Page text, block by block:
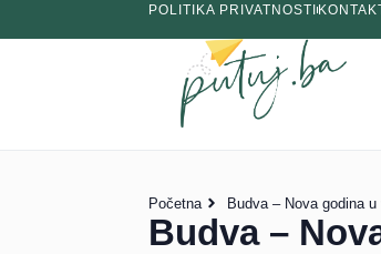
POLITIKA PRIVATNOSTI
Početna Budva – Nova godina
Budva –